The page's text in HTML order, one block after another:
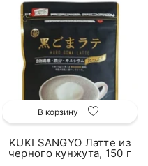
В корзину
KUKI SANGYO Латте из
черного кунжута, 150 г